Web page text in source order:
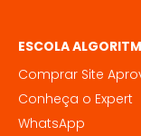
ESCOLA
Comprar Site
Conheça o Expert
WhatsApp